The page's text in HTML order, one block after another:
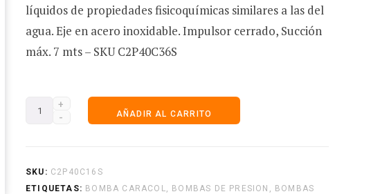
líquidos de propiedades fisicoquímicas similares a las del
agua. Eje en acero inoxidable. Impulsor cerrado, Succión
máx. 7 mts – SKU C2P40C36S
Electrobombas
40C16S
Doble
AÑADIR AL CARRITO
SKU: C2P40C16S
ETIQUETAS: BOMBA CARACOL, BOMBAS DE PRESION , BOMBAS